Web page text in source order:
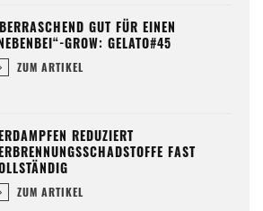
GUT FÜR EINEN
GROW: GELATO#45
ZUM ARTIKEL
REDUZIERT
FAST
ZUM ARTIKEL